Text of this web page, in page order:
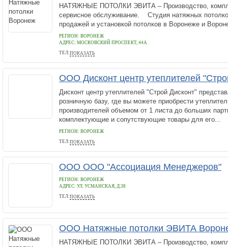
НАТЯЖНЫЕ ПОТОЛКИ ЭВИТА – Производство,
сервисное обслуживание. Студия натяжных
продажей и установкой потолков в Воронеже и
РЕГИОН: ВОРОНЕЖ
АДРЕС: МОСКОВСКИЙ ПРОСПЕКТ, 44А
ТЕЛ:ПОКАЗАТЬ
+7 800 511 29 09
ООО Дисконт центр утеплителей
Дисконт центр утеплителей "Строй Дисконт"
розничную базу, где вы можете приобрести
производителей объемом от 1 листа до больших
комплектующие и сопутствующие товары для его...
РЕГИОН: ВОРОНЕЖ
ТЕЛ:ПОКАЗАТЬ
+74732290339
ООО ООО "Ассоциация Менеджеров"
РЕГИОН: ВОРОНЕЖ
АДРЕС: УЛ. УСМАНСКАЯ, Д.38
ТЕЛ:ПОКАЗАТЬ
7 (473) 2-070-537
ООО Натяжные потолки ЭВИТА
НАТЯЖНЫЕ ПОТОЛКИ ЭВИТА – Производство,